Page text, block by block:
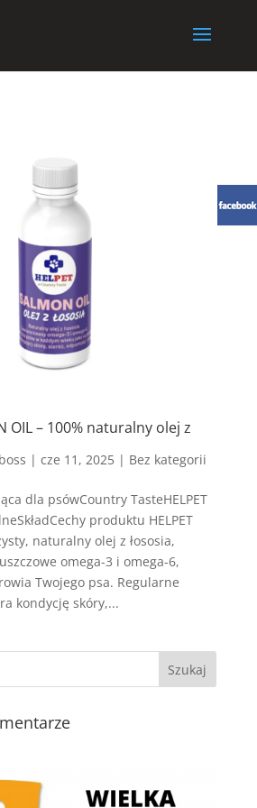
OIL – 100% naturalny olej z
boss | cze 11, 2025| Bez kategorii
dla psówCountry TasteHELPET
produktu HELPET
naturalny olej z łososia,
omega-3 i omega-6,
Twojego psa. Regularne
kondycję skóry,...